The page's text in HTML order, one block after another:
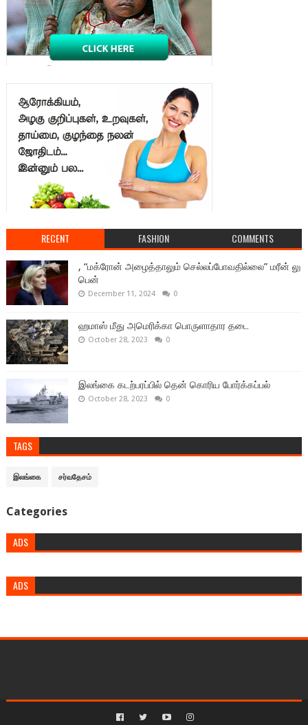
RECENT FASHION COMMENTS
, “மக்ரோன் அழைத்தாலும் செல்லப்போவதில்லை” மரீன் லு
பென்
December 11, 2024 0
ஹமாஸ் மீது அமெரிக்கா பொருளாதார தடை
October 28, 2023 0
இலங்கை கடற்பரப்பில் தென் கொரிய போர்க்கப்பல்
October 28, 2023 0
TAGS
இலங்கை சர்வதேசம்
Categories
ADS
ADS